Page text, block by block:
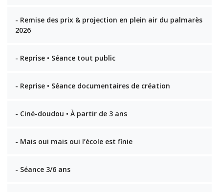
- Remise des prix & projection en plein air du palmarès
2026
- Reprise • Séance tout public
- Reprise • Séance documentaires de création
- Ciné-doudou • À partir de 3 ans
- Mais oui mais oui l’école est finie
- Séance 3/6 ans